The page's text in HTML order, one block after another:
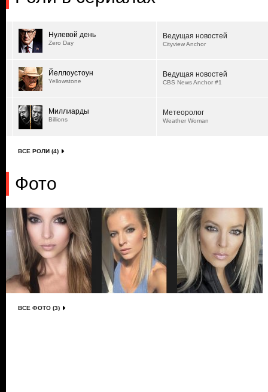
Нулевой день
Zero Day
Ведущая новостей
Cityview Anchor
Йеллоустоун
Yellowstone
Ведущая новостей
CBS News Anchor #1
Миллиарды
Billions
Метеоролог
Weather Woman
ВСЕ РОЛИ (4)
Фото
ВСЕ ФОТО (3)